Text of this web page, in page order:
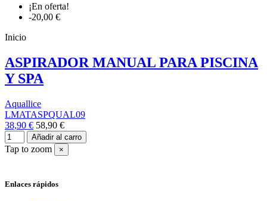
¡En oferta!
-20,00 €
Inicio
ASPIRADOR MANUAL PARA PISCINA
Y SPA
Aquallice
LMATASPQUAL09
38,90 € 58,90 €
Añadir al carro
Tap to zoom ×
Enlaces rápidos